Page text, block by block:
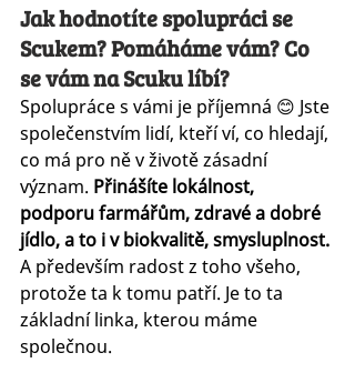
Jak hodnotíte spolupráci se
Scukem? Pomáháme vám? Co
se vám na Scuku líbí?
Spolupráce s vámi je příjemná 😊 Jste
společenstvím lidí, kteří ví, co hledají,
co má pro ně v životě zásadní
význam. Přinášíte lokálnost,
podporu farmářům, zdravé a dobré
jídlo, a to i v biokvalitě, smysluplnost.
A především radost z toho všeho,
protože ta k tomu patří. Je to ta
základní linka, kterou máme
společnou.